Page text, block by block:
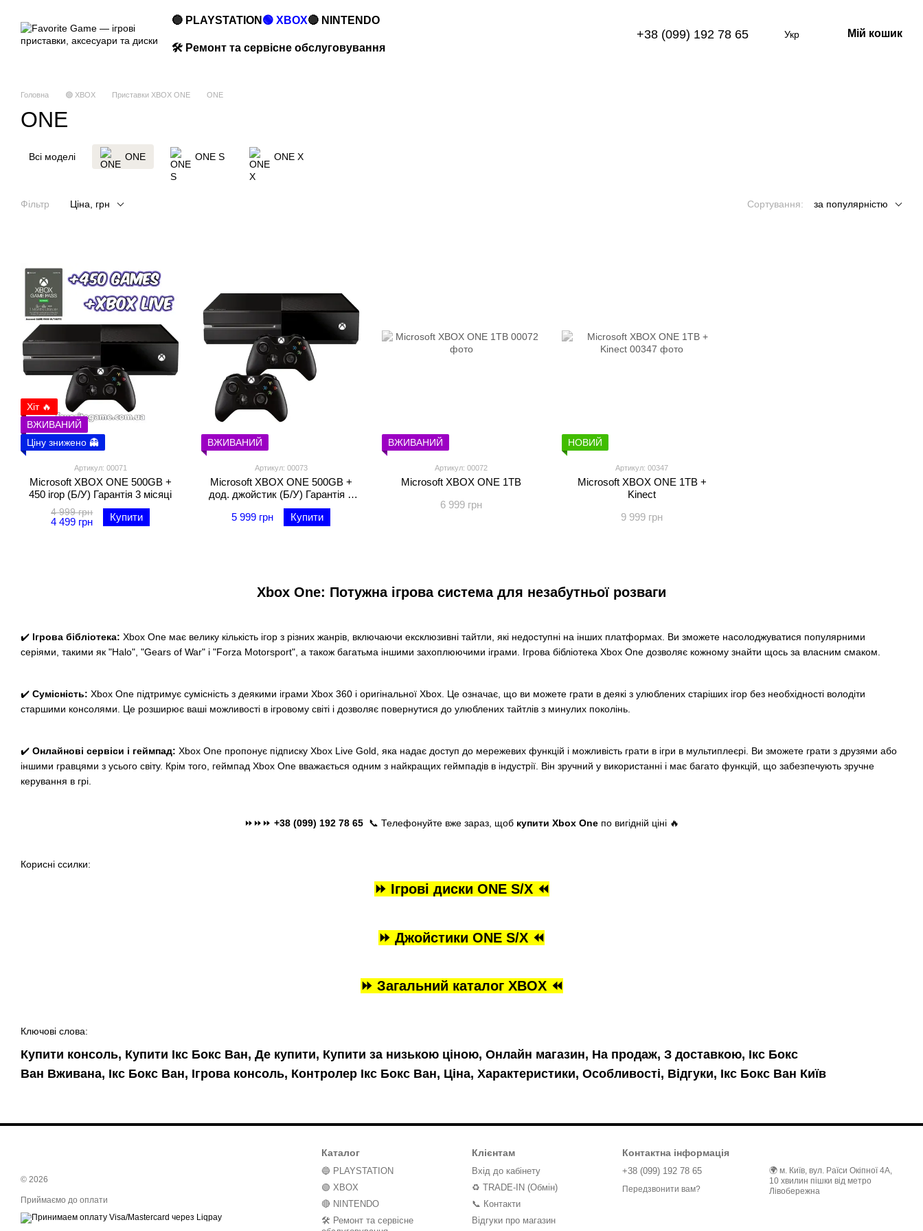
🔵 PLAYSTATION 🟢 XBOX🔴 NINTENDO
🛠️ Ремонт та сервісне обслуговування
+38 (099) 192 78 65 Укр Мій кошик
Головна 🟢 XBOX Приставки XBOX ONE ONE
ONE
Всі моделі ONE ONE S ONE X
Фільтр Ціна, грн Сортування: за популярністю
Xbox One: Потужна ігрова система для незабутньої розваги
✔️ Ігрова бібліотека: Xbox One має велику кількість ігор з різних жанрів, включаючи ексклюзивні тайтли, які недоступні на інших платформах. Ви зможете насолоджуватися популярними
серіями, такими як "Halo", "Gears of War" і "Forza Motorsport", а також багатьма іншими захоплюючими іграми. Ігрова бібліотека Xbox One дозволяє кожному знайти щось за власним смаком.
✔️ Сумісність: Xbox One підтримує сумісність з деякими іграми Xbox 360 і оригінальної Xbox. Це означає, що ви можете грати в деякі з улюблених старіших ігор без необхідності володіти
старшими консолями. Це розширює ваші можливості в ігровому світі і дозволяє повернутися до улюблених тайтлів з минулих поколінь.
✔️ Онлайнові сервіси і геймпад: Xbox One пропонує підписку Xbox Live Gold, яка надає доступ до мережевих функцій і можливість грати в ігри в мультиплеєрі. Ви зможете грати з друзями або
іншими гравцями з усього світу. Крім того, геймпад Xbox One вважається одним з найкращих геймпадів в індустрії. Він зручний у використанні і має багато функцій, що забезпечують зручне
керування в грі.
⏩⏩⏩ +38 (099) 192 78 65📞 Телефонуйте вже зараз, щоб купити Xbox Oneпо вигідній ціні 🔥
Корисні ссилки:
⏩ Ігрові диски ONE S/X ⏪
⏩ Джойстики ONE S/X ⏪
⏩ Загальний каталог XBOX ⏪
Ключові слова:
Купити консоль, Купити Ікс Бокс Ван, Де купити, Купити за низькою ціною, Онлайн магазин, На продаж, З доставкою, Ікс Бокс
Ван Вживана, Ікс Бокс Ван, Ігрова консоль, Контролер Ікс Бокс Ван, Ціна, Характеристики, Особливості, Відгуки, Ікс Бокс Ван Київ
Хіт 🔥
ВЖИВАНИЙ
Ціну знижено 👻
Артикул: 00071
Microsoft XBOX ONE 500GB +
450 ігор (Б/У) Гарантія 3 місяці
4 999 грн
4 499 грн Купити
ВЖИВАНИЙ
Артикул: 00073
Microsoft XBOX ONE 500GB +
дод. джойстик (Б/У) Гарантія 3
місяці
5 999 грн
Купити
ВЖИВАНИЙ
Артикул: 00072
Microsoft XBOX ONE 1TB
6 999 грн
НОВИЙ
Артикул: 00347
Microsoft XBOX ONE 1TB +
Kinect
9 999 грн
© 2026
Приймаємо до оплати
Каталог
🔵 PLAYSTATION
🟢 XBOX
🔴 NINTENDO
🛠️ Ремонт та сервісне
Клієнтам
Вхід до кабінету
♻️ TRADE-IN (Обмін)
📞 Контакти
Відгуки про магазин
Контактна інформація
+38 (099) 192 78 65
Передзвонити вам?
🌍 м. Київ, вул. Раїси Окіпної 4А,
10 хвилин пішки від метро
Лівобережна